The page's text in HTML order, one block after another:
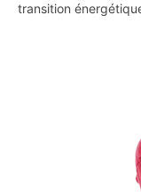
transition